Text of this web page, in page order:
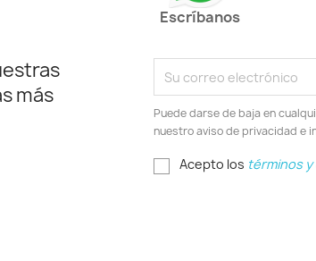
Escríbanos
más
Puede darse de baja en
nuestro aviso de privacidad e
Acepto los términos